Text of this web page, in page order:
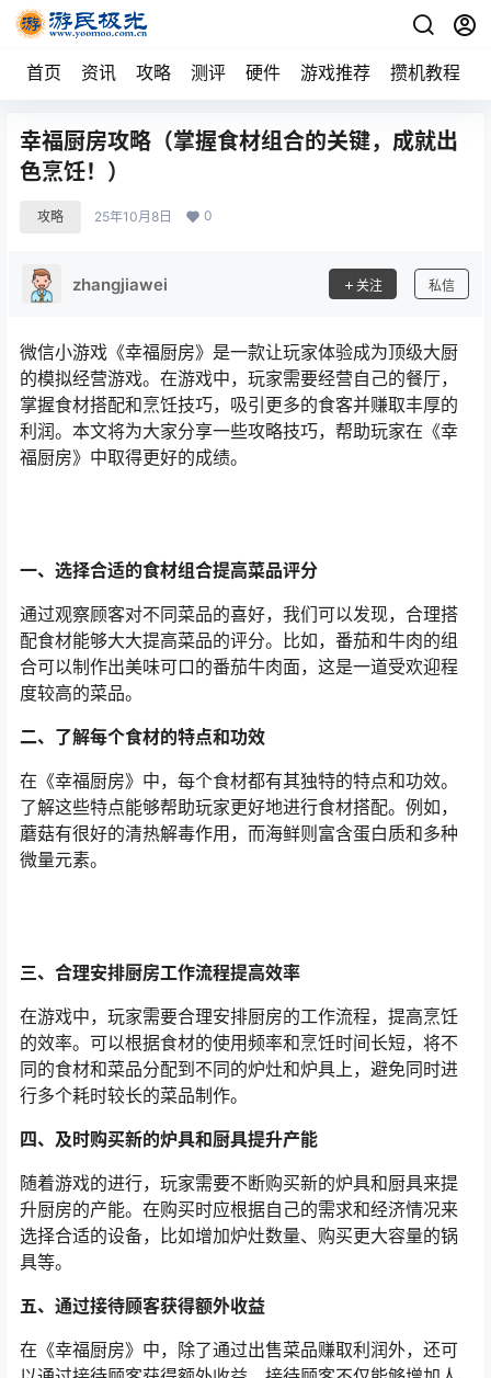
首页 资讯 攻略 测评 硬件 游戏推荐 攒机教程
幸福厨房攻略（掌握食材组合的关键，成就出
色烹饪！）
攻略 25年10月8日 0
zhangjiawei 关注 私信
微信小游戏《幸福厨房》是一款让玩家体验成为顶级大厨
的模拟经营游戏。在游戏中，玩家需要经营自己的餐厅，
掌握食材搭配和烹饪技巧，吸引更多的食客并赚取丰厚的
利润。本文将为大家分享一些攻略技巧，帮助玩家在《幸
福厨房》中取得更好的成绩。
一、选择合适的食材组合提高菜品评分
通过观察顾客对不同菜品的喜好，我们可以发现，合理搭
配食材能够大大提高菜品的评分。比如，番茄和牛肉的组
合可以制作出美味可口的番茄牛肉面，这是一道受欢迎程
度较高的菜品。
二、了解每个食材的特点和功效
在《幸福厨房》中，每个食材都有其独特的特点和功效。
了解这些特点能够帮助玩家更好地进行食材搭配。例如，
蘑菇有很好的清热解毒作用，而海鲜则富含蛋白质和多种
微量元素。
三、合理安排厨房工作流程提高效率
在游戏中，玩家需要合理安排厨房的工作流程，提高烹饪
的效率。可以根据食材的使用频率和烹饪时间长短，将不
同的食材和菜品分配到不同的炉灶和炉具上，避免同时进
行多个耗时较长的菜品制作。
四、及时购买新的炉具和厨具提升产能
随着游戏的进行，玩家需要不断购买新的炉具和厨具来提
升厨房的产能。在购买时应根据自己的需求和经济情况来
选择合适的设备，比如增加炉灶数量、购买更大容量的锅
具等。
五、通过接待顾客获得额外收益
在《幸福厨房》中，除了通过出售菜品赚取利润外，还可